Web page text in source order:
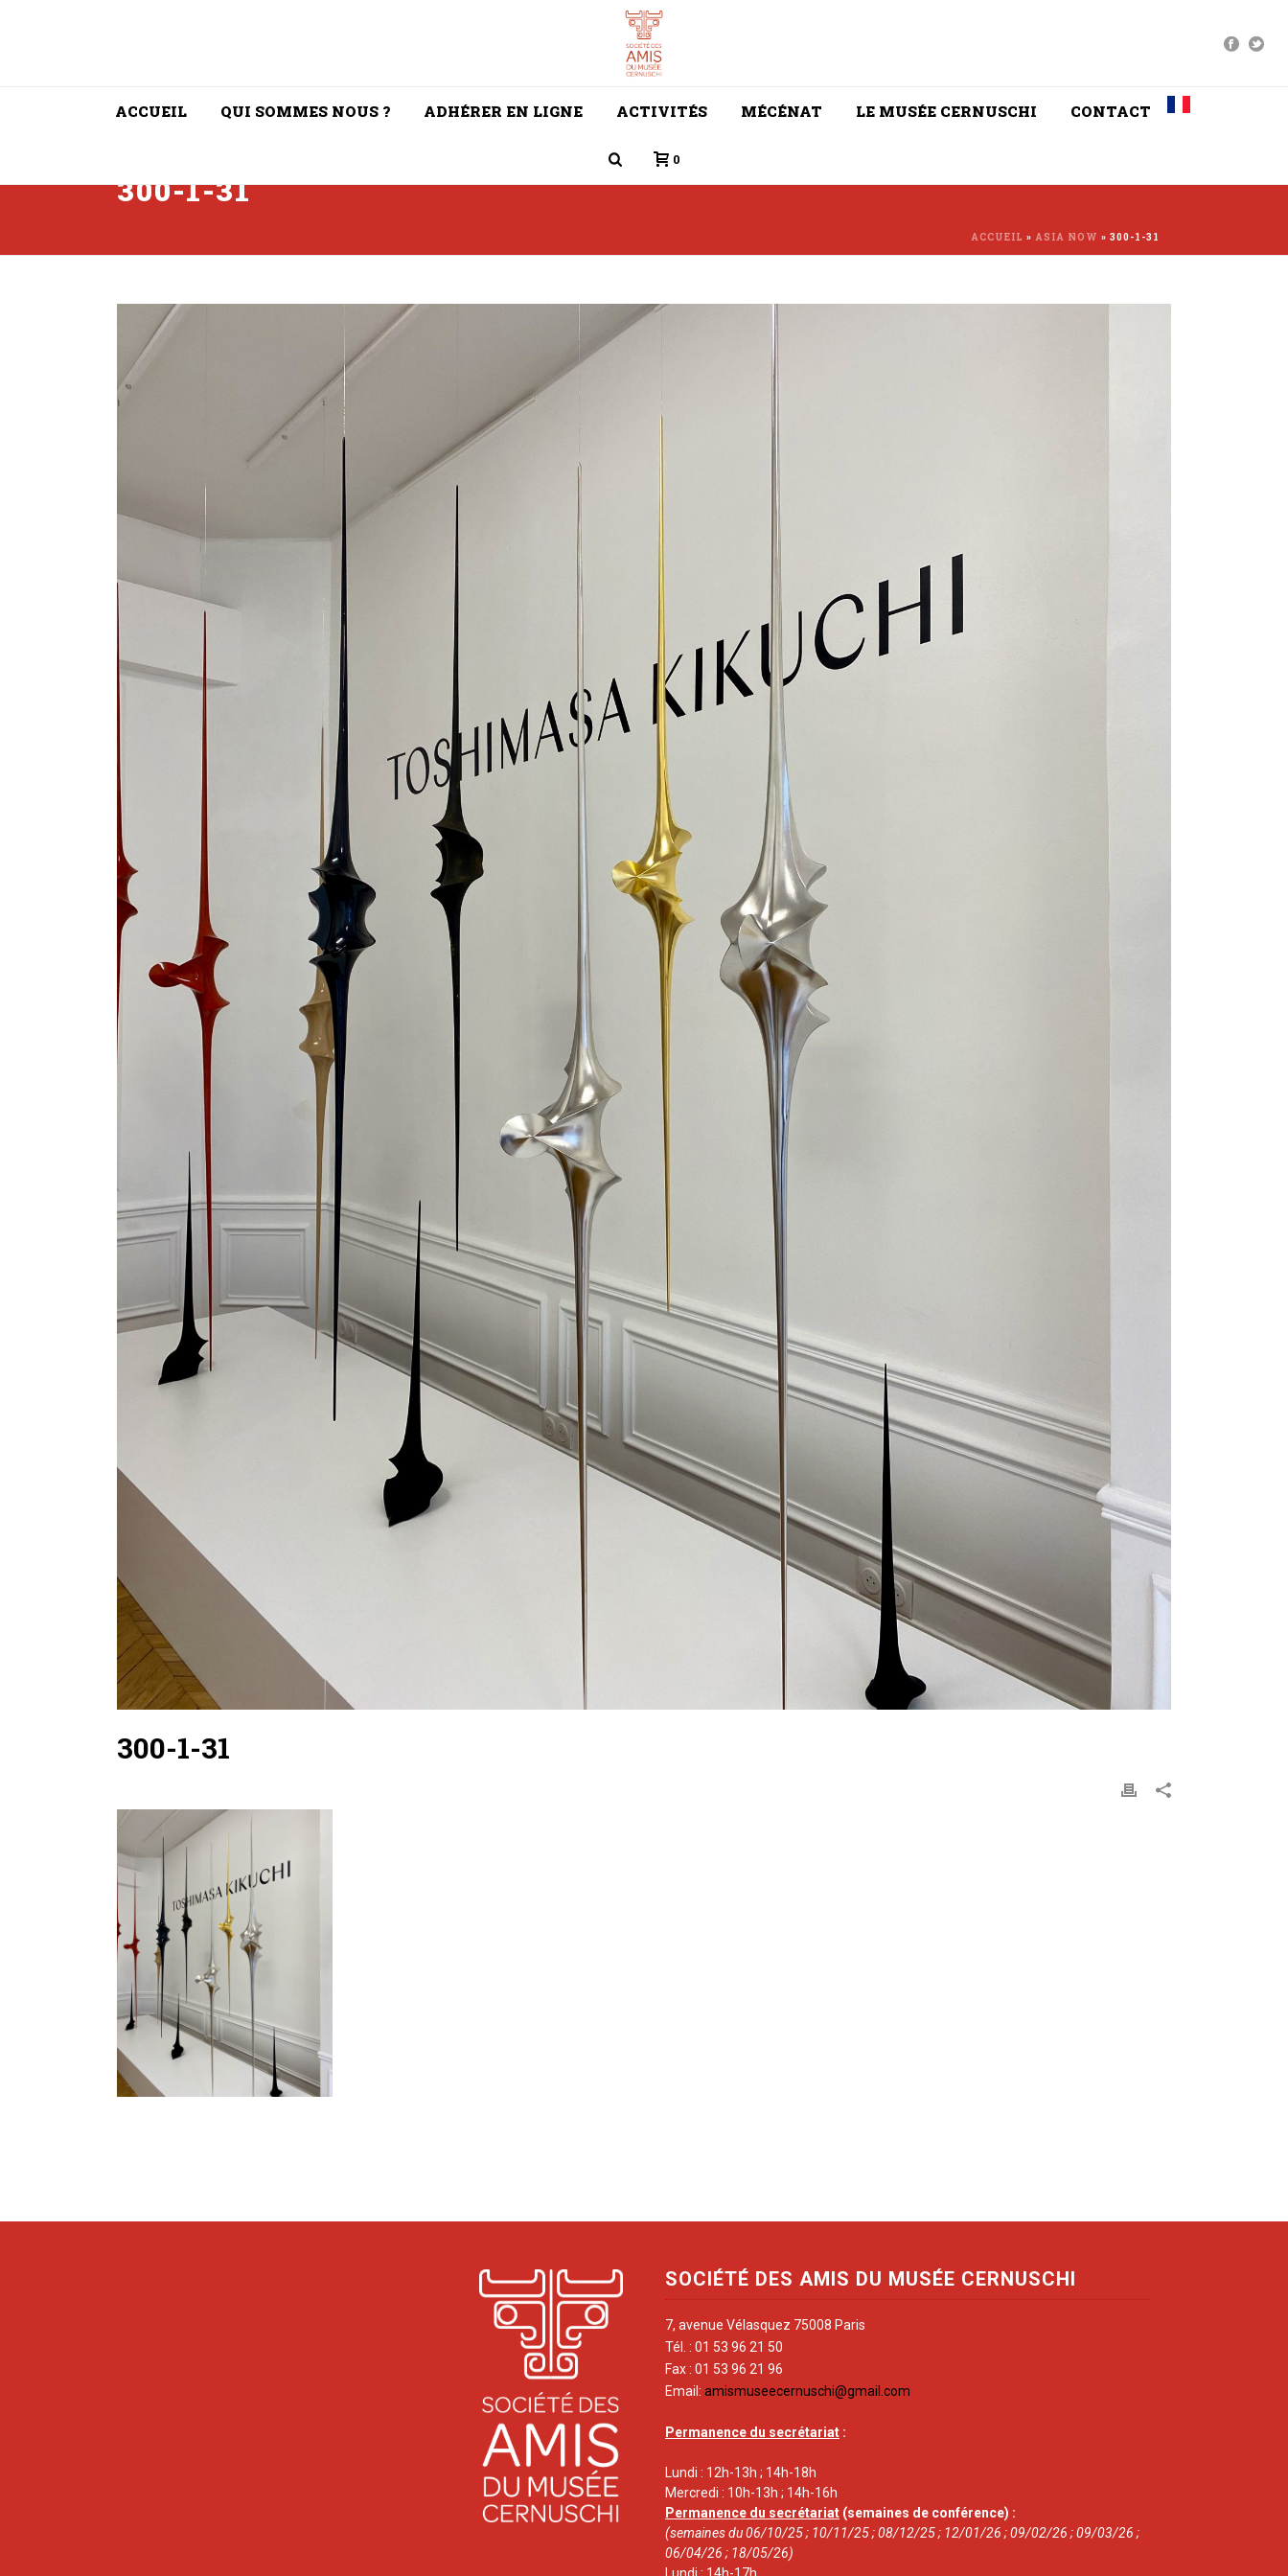
ACCUEIL QUI SOMMES NOUS ? ADHÉRER EN LIGNE ACTIVITÉS MÉCÉNAT LE MUSÉE CERNUSCHI CONTACT
0
300-1-31
ACCUEIL » ASIA NOW » 300-1-31
300-1-31
SOCIÉTÉ DES AMIS DU MUSÉE CERNUSCHI
7, avenue Vélasquez 75008 Paris
Tél. : 01 53 96 21 50
Fax : 01 53 96 21 96
Email: amismuseecernuschi@gmail.com
Permanence du secrétariat :
Lundi : 12h-13h ; 14h-18h
Mercredi : 10h-13h ; 14h-16h
Permanence du secrétariat (semaines de conférence) :
(semaines du 06/10/25 ; 10/11/25 ; 08/12/25 ; 12/01/26 ; 09/02/26 ; 09/03/26 ;
06/04/26 ; 18/05/26)
Lundi : 14h-17h